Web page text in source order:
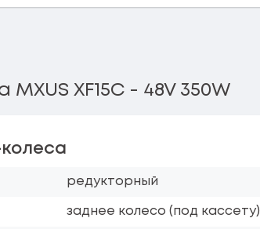
XF15C - 48V 350W
редукторный
заднее колесо (под кассету)